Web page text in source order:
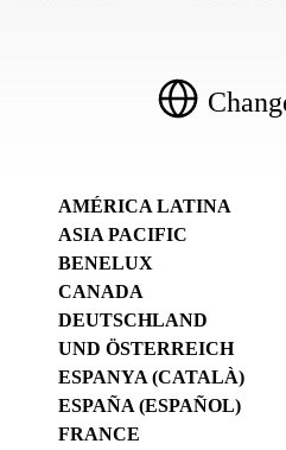
AMÉRICA LATINA
ASIA PACIFIC
BENELUX
CANADA
DEUTSCHLAND
UND ÖSTERREICH
ESPANYA (CATALÀ)
ESPAÑA (ESPAÑOL)
FRANCE